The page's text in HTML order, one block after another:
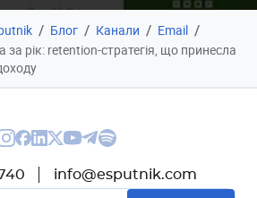
/ Блог / Канали / Email /
за рік: retention-стратегія, що принесла
info@esputnik.com